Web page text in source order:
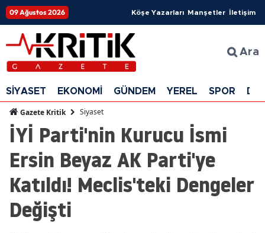
09 Ağustos 2026 Köşe Yazarları Manşetler İletişim
Ara
SİYASET EKONOMİ GÜNDEM YEREL SPOR
Gazete Kritik Siyaset
İYİ Parti'nin Kurucu İsmi
Ersin Beyaz AK Parti'ye
Katıldı! Meclis'teki Dengeler
Değişti